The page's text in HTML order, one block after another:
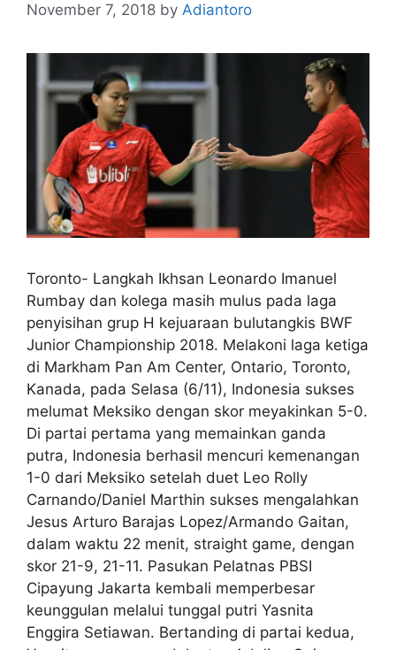
November 7, 2018 by Adiantoro
Toronto- Langkah Ikhsan Leonardo Imanuel
Rumbay dan kolega masih mulus pada laga
penyisihan grup H kejuaraan bulutangkis BWF
Junior Championship 2018. Melakoni laga ketiga
di Markham Pan Am Center, Ontario, Toronto,
Kanada, pada Selasa (6/11), Indonesia sukses
melumat Meksiko dengan skor meyakinkan 5-0.
Di partai pertama yang memainkan ganda
putra, Indonesia berhasil mencuri kemenangan
1-0 dari Meksiko setelah duet Leo Rolly
Carnando/Daniel Marthin sukses mengalahkan
Jesus Arturo Barajas Lopez/Armando Gaitan,
dalam waktu 22 menit, straight game, dengan
skor 21-9, 21-11. Pasukan Pelatnas PBSI
Cipayung Jakarta kembali memperbesar
keunggulan melalui tunggal putri Yasnita
Enggira Setiawan. Bertanding di partai kedua,